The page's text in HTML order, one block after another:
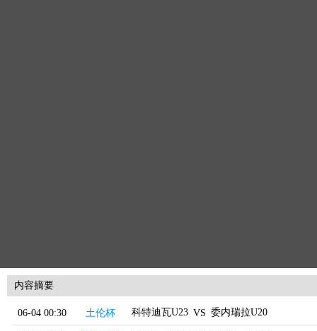
内容摘要
06-04 00:30 土伦杯 科特迪瓦U23 VS 委内瑞拉U20